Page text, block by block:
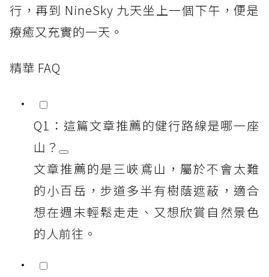
行，再到 NineSky 九天坐上一個下午，便是
療癒又充實的一天。
精華 FAQ
Q1：這篇文章推薦的健行路線是哪一座
山？
文章推薦的是三峽鳶山，屬於不會太難
的小百岳，步道多半有樹蔭遮蔽，適合
想在週末輕鬆走走、又想欣賞自然景色
的人前往。